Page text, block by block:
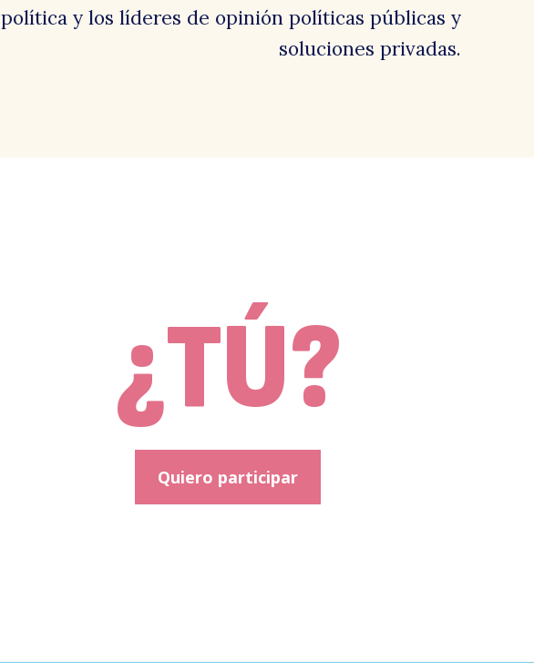
política y los líderes de opinión políticas públicas y
soluciones privadas.
¿TÚ?
Quiero participar